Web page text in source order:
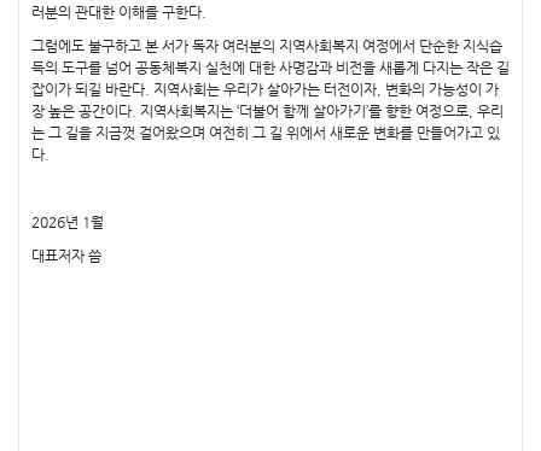
러분의 관대한 이해를 구한다.
그럼에도 불구하고 본 서가 독자 여러분의 지역사회복지 여정에서 단순한 지식습
득의 도구를 넘어 공동체복지 실천에 대한 사명감과 비전을 새롭게 다지는 작은 길
잡이가 되길 바란다. 지역사회는 우리가 살아가는 터전이자, 변화의 가능성이 가
장 높은 공간이다. 지역사회복지는 ‘더불어 함께 살아가기’를 향한 여정으로, 우리
는 그 길을 지금껏 걸어왔으며 여전히 그 길 위에서 새로운 변화를 만들어가고 있
다.
2026년 1월
대표저자 씀